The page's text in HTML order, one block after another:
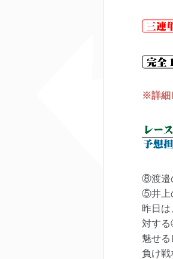
※詳細
⑧渡邉
⑤井上
昨日
対す
魅せる
負け